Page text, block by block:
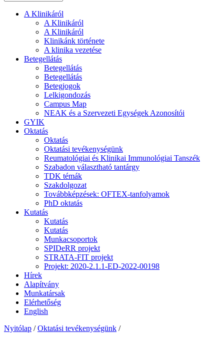
A Klinikáról
A Klinikáról
A Klinikáról
Klinikánk története
A klinika vezetése
Betegellátás
Betegellátás
Betegellátás
Betegjogok
Lelkigondozás
Campus Map
NEAK és a Szervezeti Egységek Azonosítói
GYIK
Oktatás
Oktatás
Oktatási tevékenységünk
Reumatológiai és Klinikai Immunológiai Tanszék
Szabadon választható tantárgy
TDK témák
Szakdolgozat
Továbbképzések: OFTEX-tanfolyamok
PhD oktatás
Kutatás
Kutatás
Kutatás
Munkacsoportok
SPIDeRR projekt
STRATA-FIT projekt
Projekt: 2020-2.1.1-ED-2022-00198
Hírek
Alapítvány
Munkatársak
Elérhetőség
English
Nyitólap / Oktatási tevékenységünk /